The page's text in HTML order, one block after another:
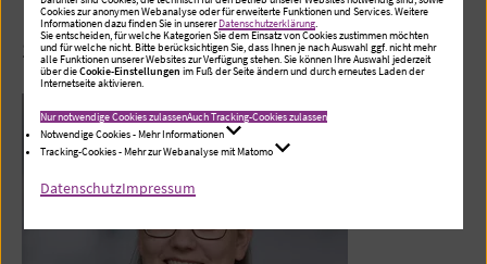
Sie haben Fragen?
Cookies zur anonymen Webanalyse oder für erweiterte Funktionen und Services. Weitere
Informationen dazu finden Sie in unsererDatenschutzerklärung
Sie entscheiden, für welche Kategorien Sie dem Einsatz von Cookies zustimmen möchten
und für welche nicht. Bitte berücksichtigen Sie, dass Ihnen je nach Auswahl ggf. nicht mehr
alle Funktionen unserer Websites zur Verfügung stehen. Sie können Ihre Auswahl jederzeit
über dieCookie-Einstellungen im Fuß der Seite ändern und durch erneutes Laden der
Internetseite aktivieren.
Nur notwendige Cookies zulassenAuch Tracking-Cookies zulassen
Notwendige Cookies - Mehr Informationen
Tracking-Cookies - Mehr zur Webanalyse mit Matomo
DatenschutzImpressum